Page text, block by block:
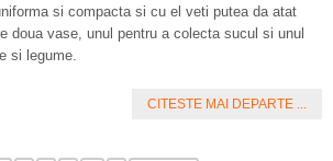
si compacta si cu el veti putea da atat
doua vase, unul pentru a colecta sucul si unul
si legume.
CITESTE MAI DEPARTE ...